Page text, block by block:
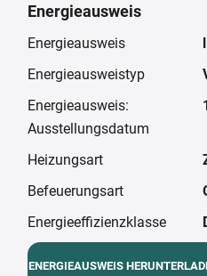
Energieausweis
Energieausweis
Energieausweistyp
Energieausweis:
Ausstellungsdatum
Heizungsart
Befeuerungsart
Energieeffizienzklasse
ENERGIEAUSWEIS